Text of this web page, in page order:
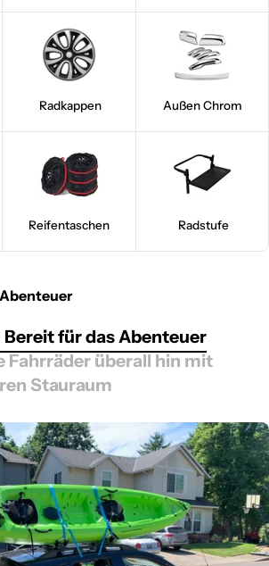
Radkappen Außen Chrom
Reifentaschen Radstufe
für das Abenteuer
Fahrräder überall hin mit
Stauraum